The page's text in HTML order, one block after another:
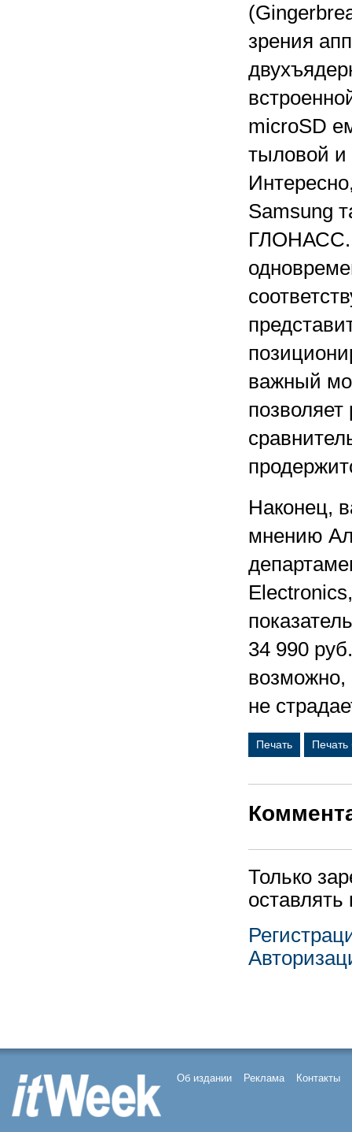
зрения
microSD
тыловой и
Samsung
ГЛОНАСС.
важный
позволяет
Наконец,
мнению
34 990
возможно,
не
Печать Печать
Только
Об издании Реклама Контакты